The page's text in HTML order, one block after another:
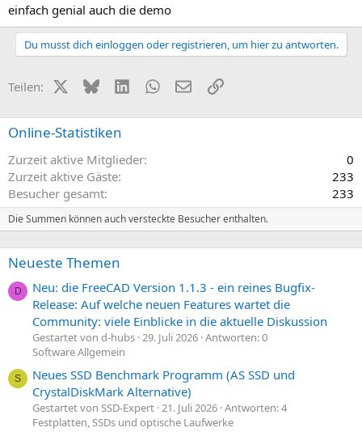
einfach genial auch die demo
Du musst dich einloggen oder registrieren, um hier zu antworten.
Teilen: X (Twitter)
BlueskyLinkedInWhatsApp
E-MailLink
Online-Statistiken
Zurzeit aktive Mitglieder
0
Zurzeit aktive Gäste
233
Besucher gesamt
233
Die Summen können auch versteckte Besucher enthalten.
Neueste Themen
D
Neu: die FreeCAD Version 1.1.3 - ein reines Bugfix-
Release: Auf welche neuen Features wartet die
Community: viele Einblicke in die aktuelle Diskussion
Gestartet von d-hubs 29. Juli 2026 Antworten: 0
Software Allgemein
S
Neues SSD Benchmark Programm (AS SSD und
CrystalDiskMark Alternative)
Gestartet von SSD-Expert 21. Juli 2026 Antworten: 4
Festplatten, SSDs und optische Laufwerke